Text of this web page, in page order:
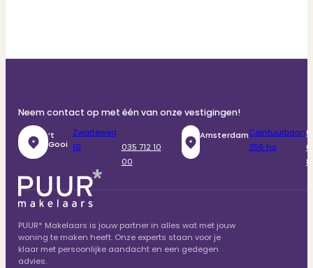
Neem contact op met één van onze vestigingen!
‘t
Gooi
Zwarteweg
10
035 712 10
00
AmsterdamCeintuurbaan
356 hs
PUUR* Makelaars is jouw partner in alles wat met jouw
woning te maken heeft. Onze experts staan voor je
klaar met persoonlijke aandacht en een gedegen
advies.